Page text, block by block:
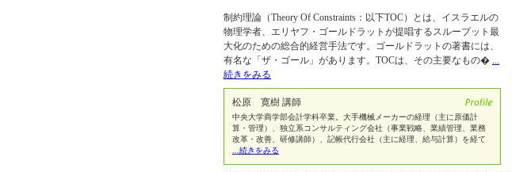
制約理論（Theory Of Constraints：以下TOC）とは、イスラエルの
物理学者、エリヤフ・ゴールドラットが提唱するスループット最
大化のための総合的経営手法です。ゴールドラットの著書には、
有名な「ザ・ゴール」があります。TOCは、その主要なもの� ...
続きをみる
松原 寛樹 講師
中央大学商学部会計学科卒業。大手機械メーカーの経理（主に原価計
算・管理）、独立系コンサルティング会社（事業戦略、業績管理、業務
改革・改善、研修講師）、記帳代行会社（主に経理、給与計算）を経て
...続きをみる